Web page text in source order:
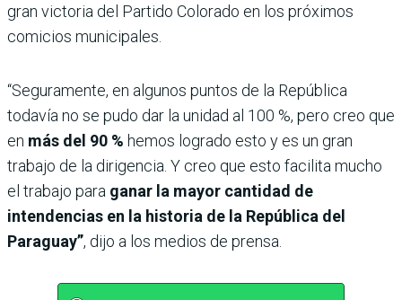
gran victoria del Partido Colorado en los próximos
comicios municipales.
“Seguramente, en algunos puntos de la República
todavía no se pudo dar la unidad al 100 %, pero creo que
en más del 90 % hemos logrado esto y es un gran
trabajo de la dirigencia. Y creo que esto facilita mucho
el trabajo para ganar la mayor cantidad de
intendencias en la historia de la República del
Paraguay”, dijo a los medios de prensa.